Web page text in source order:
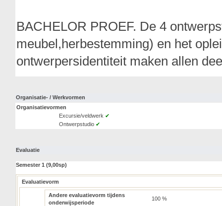
BACHELOR PROEF. De 4
meubel,herbestemming) en het
ontwerpersidentiteit maken allen
Organisatie- / Werkvormen
Organisatievormen
Excursie/veldwerk ✔
Ontwerpstudio ✔
Evaluatie
Semester 1 (9,00sp)
Evaluatievorm
Andere evaluatievorm tijdens
onderwijsperiode
100 %